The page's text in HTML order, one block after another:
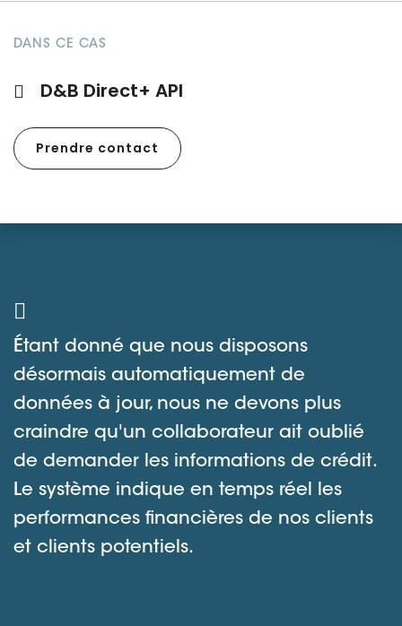
DANS CE CAS
D&B Direct+ API
Prendre contact
Étant donné que nous disposons
désormais automatiquement de
données à jour, nous ne devons plus
craindre qu'un collaborateur ait oublié
de demander les informations de crédit.
Le système indique en temps réel les
performances financières de nos clients
et clients potentiels.